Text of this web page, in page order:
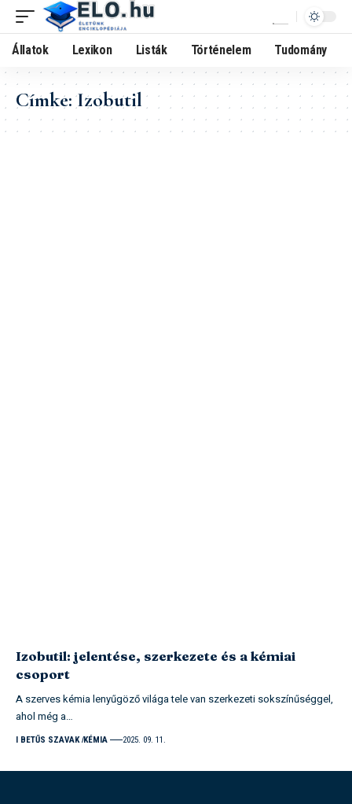
Állatok Lexikon Listák Történelem Tudomány
Címke:Izobutil
Izobutil: jelentése, szerkezete és a kémiai
csoport
A szerves kémia lenyűgöző világa tele van szerkezeti sokszínűséggel,
ahol még a…
I BETŰS SZAVAK KÉMIA 2025. 09. 11.